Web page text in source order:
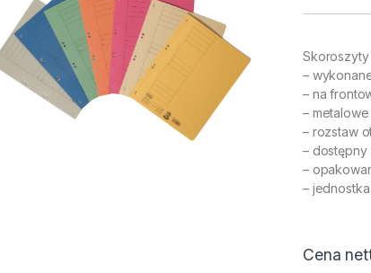
–
– na
–
– rozstaw
– dostępny
–
–
Cena